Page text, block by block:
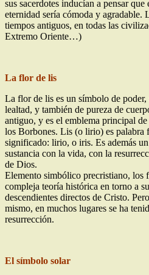
sus sacerdotes inducían a pensar que
eternidad sería cómoda y agradable.
tiempos antiguos, en todas las
Extremo Oriente…)
La flor de lis
La flor de lis es un símbolo de
lealtad, y también de pureza de
antiguo, y es el emblema principal
los Borbones. Lis (o lirio) es palabra
significado: lirio, o iris. Es además
sustancia con la vida, con la
de Dios.
Elemento simbólico precristiano, los
compleja teoría histórica en torno a
descendientes directos de Cristo.
mismo, en muchos lugares se ha
resurrección.
El símbolo solar